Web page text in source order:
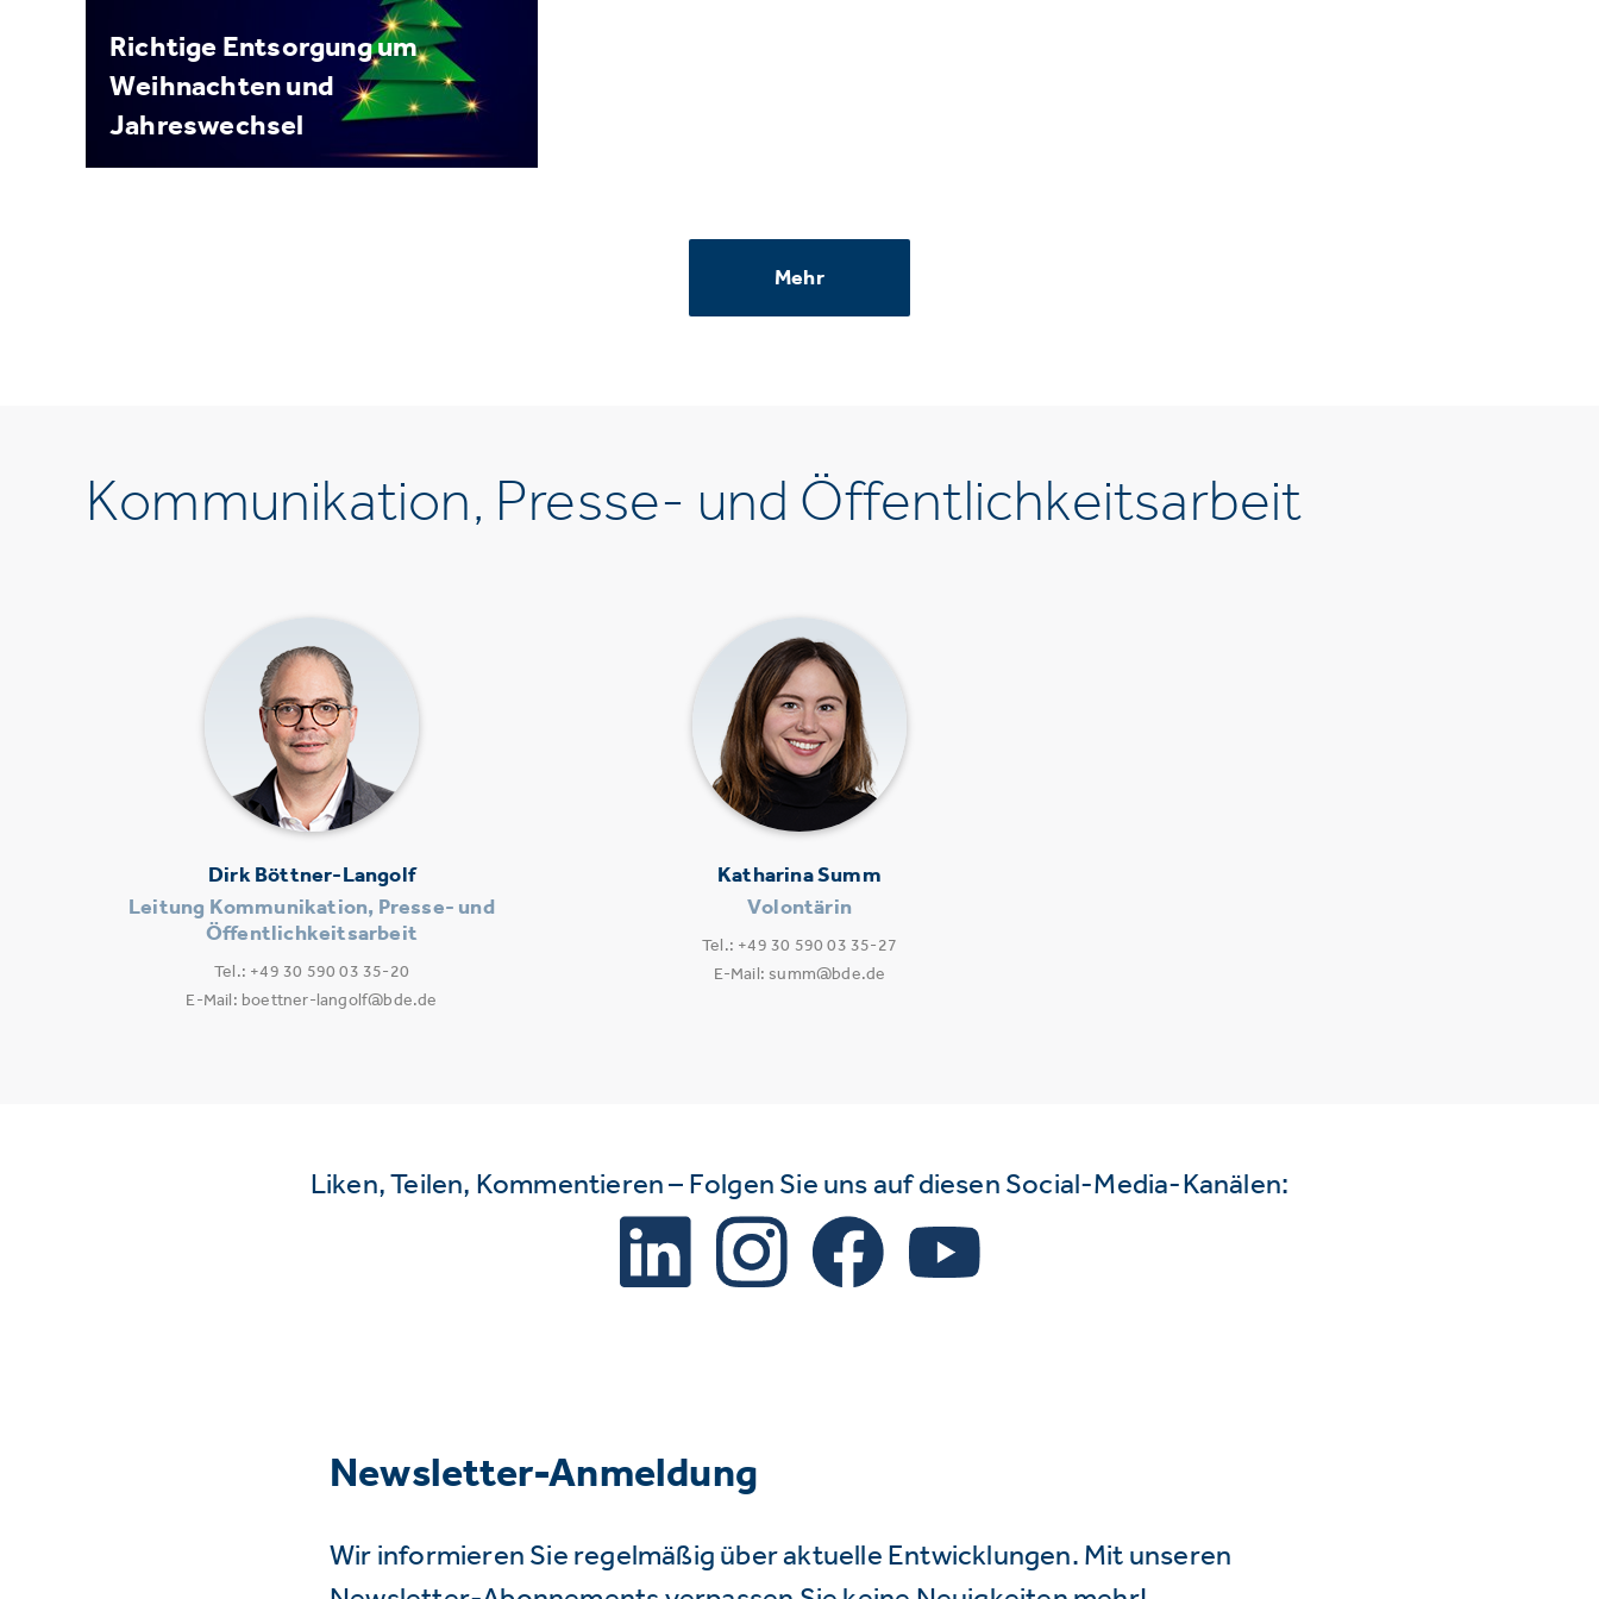
Richtige Entsorgung um
Weihnachten und
Jahreswechsel
Mehr
Kommunikation, Presse- und Öffentlichkeitsarbeit
Dirk Böttner-Langolf
Leitung Kommunikation, Presse- und
Öffentlichkeitsarbeit
Tel.: +49 30 590 03 35-20
E-Mail: boettner-langolf@bde.de
Katharina Summ
Volontärin
Tel.: +49 30 590 03 35-27
E-Mail: summ@bde.de
Liken, Teilen, Kommentieren – Folgen Sie uns auf diesen Social-Media-Kanälen:
Newsletter-Anmeldung
Wir informieren Sie regelmäßig über aktuelle Entwicklungen. Mit unseren